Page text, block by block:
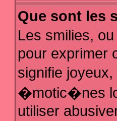
Que sont les
Les smilies,
pour exprimer
signifie
�motic�nes
utiliser